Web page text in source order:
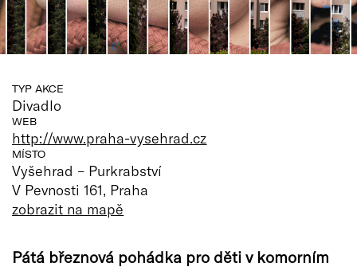
TYP AKCE
Divadlo
WEB
http://www.praha-vysehrad.cz
MÍSTO
Vyšehrad – Purkrabství
V Pevnosti 161, Praha
zobrazit na mapě
Pátá březnová pohádka pro děti v komorním